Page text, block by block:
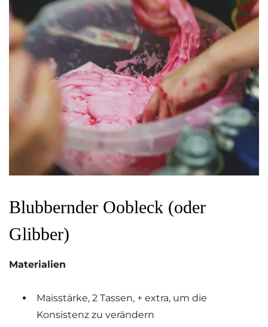
Blubbernder Oobleck (oder
Glibber)
Materialien
Maisstärke, 2 Tassen, + extra, um die
Konsistenz zu verändern